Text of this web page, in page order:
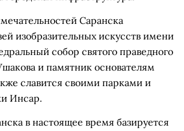
Саранска
изобразительных искусств имени
собор святого праведного
и памятник основателям
славится своими парками и
Инсар.
в настоящее время базируется